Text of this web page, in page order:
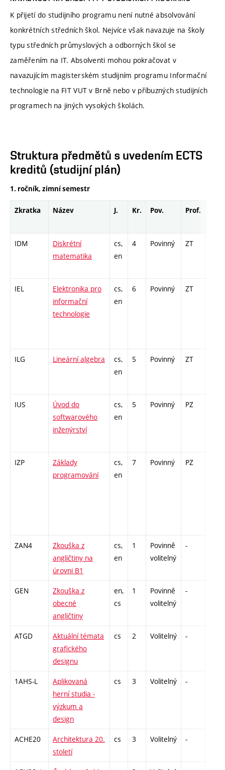
K přijetí do studijního programu není nutné absolvování
konkrétních středních škol. Nejvíce však navazuje na školy
typu středních průmyslových a odborných škol se
zaměřením na IT. Absolventi mohou pokračovat v
navazujícím magisterském studijním programu Informační
technologie na FIT VUT v Brně nebo v příbuzných studijních
programech na jiných vysokých školách.
Struktura předmětů s uvedením ECTS
kreditů (studijní plán)
1. ročník, zimní semestr
Zkratka Název J. Kr. Pov. Prof.
IDM
Diskrétní
matematika
cs,
en
4 Povinný ZT
IEL
Elektronika pro
informační
technologie
cs,
en
6 Povinný ZT
ILG Lineární algebra
cs,
en
5 Povinný ZT
IUS
Úvod do
softwarového
inženýrství
cs,
en
5 Povinný PZ
IZP
Základy
programování
cs,
en
7 Povinný PZ
ZAN4
Zkouška z
angličtiny na
úrovni B1
cs,
en
1
Povinně
volitelný
-
GEN
Zkouška z
obecné
angličtiny
en,
cs
1
Povinně
volitelný
-
ATGD
Aktuální témata
grafického
designu
cs 2 Volitelný -
1AHS-L
Aplikovaná
herní studia -
výzkum a
design
cs 3 Volitelný -
ACHE20
Architektura 20.
století
cs 3 Volitelný -